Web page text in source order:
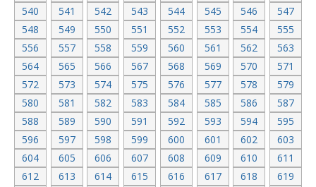
540
541 542 543 544 545 546
547
548
549 550 551 552 553 554
555
556
557 558 559 560 561 562
563
564
565 566 567 568 569 570
571
572
573 574 575 576 577 578
579
580
581 582 583 584 585 586
587
588
589 590 591 592 593 594
595
596
597 598 599 600 601 602
603
604
605 606 607 608 609 610
611
612
613 614 615 616 617 618
619